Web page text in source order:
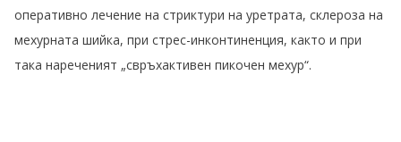
оперативно лечение на стриктури на уретрата, склероза на
мехурната шийка, при стрес-инконтиненция, както и при
така нареченият „свръхактивен пикочен мехур“.